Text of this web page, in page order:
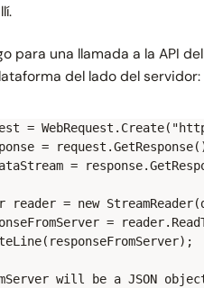
para una llamada a la API
del lado del servidor:
=
=
=
reader = new
=
will be a JSON